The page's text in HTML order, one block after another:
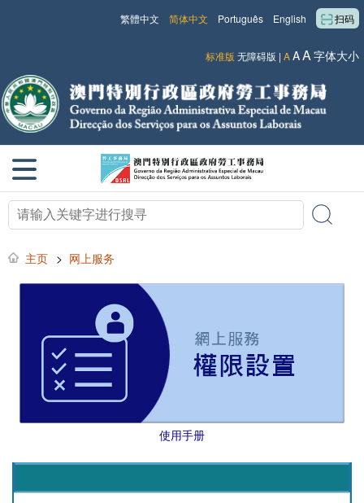
扫码
English
Português
简体中文
繁體中文
标准版 无障碍版 | AAA字体大小
主页 > 网上服务
使用手册